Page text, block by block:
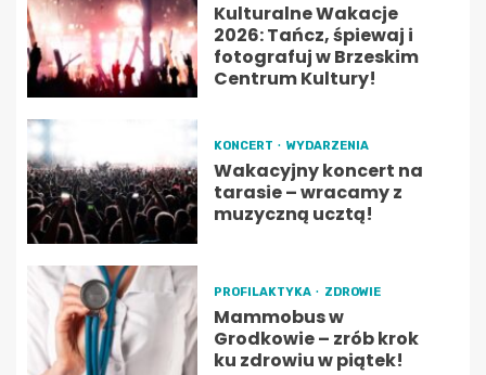
Kulturalne Wakacje
2026: Tańcz, śpiewaj i
fotografuj w Brzeskim
Centrum Kultury!
KONCERT WYDARZENIA
Wakacyjny koncert na
tarasie – wracamy z
muzyczną ucztą!
PROFILAKTYKA ZDROWIE
Mammobus w
Grodkowie – zrób krok
ku zdrowiu w piątek!